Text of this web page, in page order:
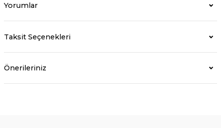
Yorumlar
Taksit Seçenekleri
Önerileriniz